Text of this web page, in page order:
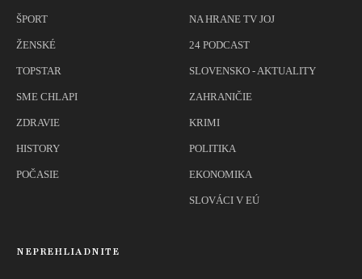
ŠPORT
ŽENSKÉ
TOPSTAR
SME CHLAPI
ZDRAVIE
HISTORY
POČASIE
NA HRANE TV JOJ
24 PODCAST
SLOVENSKO - AKTUALITY
ZAHRANIČIE
KRIMI
POLITIKA
EKONOMIKA
SLOVÁCI V EÚ
NEPREHLIADNITE